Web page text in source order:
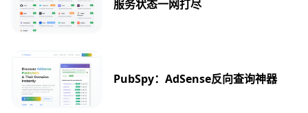
服务状态一网打尽
PubSpy：AdSense反向查询神器